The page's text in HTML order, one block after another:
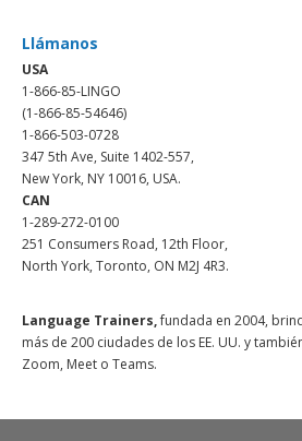
Llámanos
USA
1-866-85-LINGO
(1-866-85-54646)
1-866-503-0728
347 5th Ave, Suite 1402-557,
New York, NY 10016, USA.
CAN
1-289-272-0100
251 Consumers Road, 12th Floor,
North York, Toronto, ON M2J 4R3.
Language Trainers,fundada en 2004,
más de 200 ciudades de los EE. UU. y
Zoom, Meet o Teams.